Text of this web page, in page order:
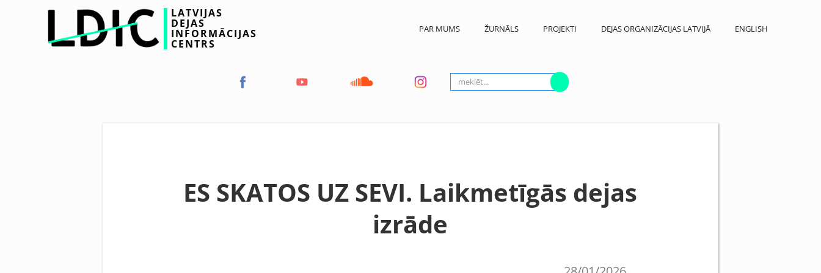
LATVIJAS
DEJAS
INFORMĀCIJAS
CENTRS
PAR MUMS ŽURNĀLS PROJEKTI DEJAS ORGANIZĀCIJAS LATVIJĀ ENGLISH
ES SKATOS UZ SEVI. Laikmetīgās dejas
izrāde